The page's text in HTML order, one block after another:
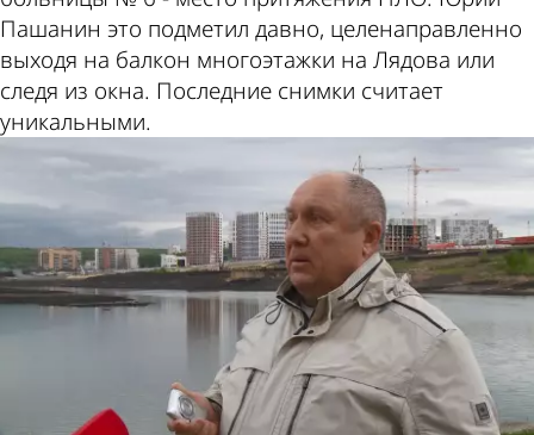
Пашанин это подметил давно, целенаправленно
выходя на балкон многоэтажки на Лядова или
следя из окна. Последние снимки считает
уникальными.